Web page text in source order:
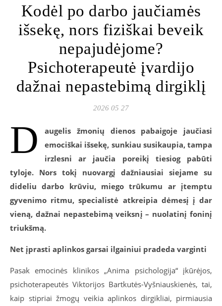
Kodėl po darbo jaučiamės
išsekę, nors fiziškai beveik
nepajudėjome?
Psichoterapeutė įvardijo
dažnai nepastebimą dirgiklį
2026 05 27
D
augelis žmonių dienos pabaigoje jaučiasi
emociškai išsekę, sunkiau susikaupia, tampa
irzlesni ar jaučia poreikį tiesiog pabūti
tyloje. Nors tokį nuovargį dažniausiai siejame su
dideliu darbo krūviu, miego trūkumu ar įtemptu
gyvenimo ritmu, specialistė atkreipia dėmesį į dar
vieną, dažnai nepastebimą veiksnį – nuolatinį foninį
triukšmą.
Net įprasti aplinkos garsai ilgainiui pradeda varginti
Pasak emocinės klinikos „Anima psichologija“ įkūrėjos,
psichoterapeutės Viktorijos Bartkutės-Vyšniauskienės, tai,
kaip stipriai žmogų veikia aplinkos dirgikliai, pirmiausia